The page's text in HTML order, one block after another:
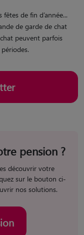
de fin d’année...
de garde de chat
peuvent parfois
pension ?
découvrir votre
sur le bouton ci-
nos solutions.